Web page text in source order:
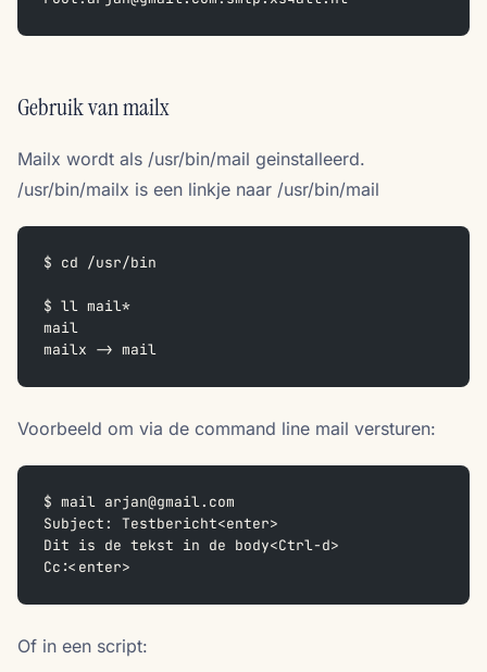
Gebruik van mailx
Mailx wordt als /usr/bin/mail geinstalleerd.
/usr/bin/mailx is een linkje naar /usr/bin/mail
$ cd /usr/bin
$ ll mail*
mail
mailx -> mail
Voorbeeld om via de command line mail versturen:
$ mail arjan@gmail.com
Subject: Testbericht<enter>
Dit is de tekst in de body<Ctrl-d>
Cc:<enter>
Of in een script: